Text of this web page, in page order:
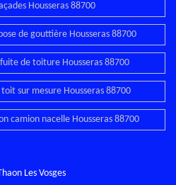
Housseras 88700
de gouttière Housseras 88700
de toiture Housseras 88700
sur mesure Housseras 88700
camion nacelle Housseras 88700
Les Vosges